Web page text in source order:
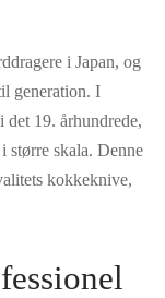
i Japan, og
generation. I
19. århundrede,
større skala. Denne
kokkeknive,